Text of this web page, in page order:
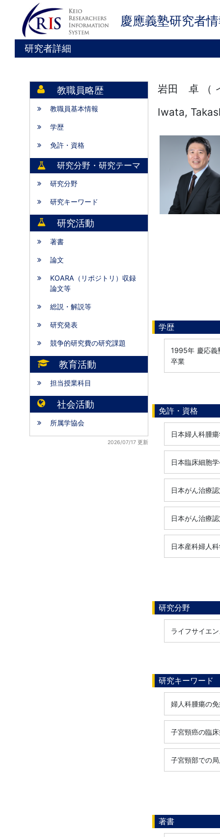
慶應義塾研究者
研究者詳細
教職員略歴
教職員基本情報
学歴
免許・資格
研究分野・研究テーマ
研究分野
研究キーワード
研究活動
著書
論文
KOARA（リポジトリ）収録
論文等
総説・解説等
研究発表
競争的研究費の研究課題
教育活動
担当授業科目
社会活動
所属学協会
2026/07/17 更新
岩田 卓 （
Iwata,
学歴
1995年 慶応
卒業
免許・資格
日本婦人科腫
日本臨床細胞
日本がん治療
日本がん治療
日本産科婦人
研究分野
ライフサイエ
研究キーワード
婦人科腫瘍の
子宮頸癌の臨
子宮頸部での
著書